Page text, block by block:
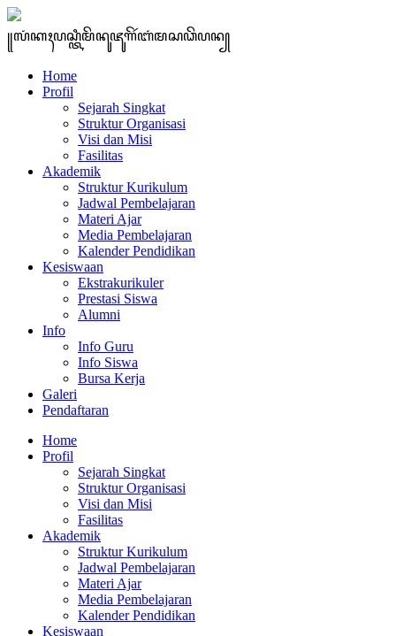
꧋ꦭꦁꦏꦃꦥꦱ꧀ꦠꦶꦩꦼꦤꦸꦗꦸꦒꦼꦂꦧꦁꦩꦱꦣꦼꦥꦤ꧀
Home
Profil
Sejarah Singkat
Struktur Organisasi
Visi dan Misi
Fasilitas
Akademik
Struktur Kurikulum
Jadwal Pembelajaran
Materi Ajar
Media Pembelajaran
Kalender Pendidikan
Kesiswaan
Ekstrakurikuler
Prestasi Siswa
Alumni
Info
Info Guru
Info Siswa
Bursa Kerja
Galeri
Pendaftaran
Home
Profil
Sejarah Singkat
Struktur Organisasi
Visi dan Misi
Fasilitas
Akademik
Struktur Kurikulum
Jadwal Pembelajaran
Materi Ajar
Media Pembelajaran
Kalender Pendidikan
Kesiswaan